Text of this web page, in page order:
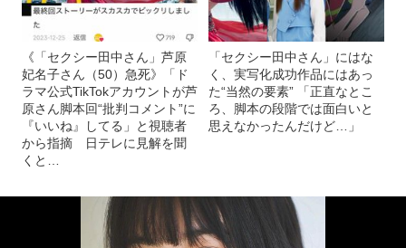
《「セクシー田中さん」芦原
妃名子さん（50）急死》「ド
ラマ公式TikTokアカウントが芦
原さん脚本回“批判コメント”に
『いいね』してる」と視聴者
から指摘 日テレに見解を聞
くと…
「セクシー田中さん」にはな
く、実写化成功作品にはあっ
た“当然の要素” 「正直なとこ
ろ、脚本の段階では面白いと
思えなかったんだけど…」